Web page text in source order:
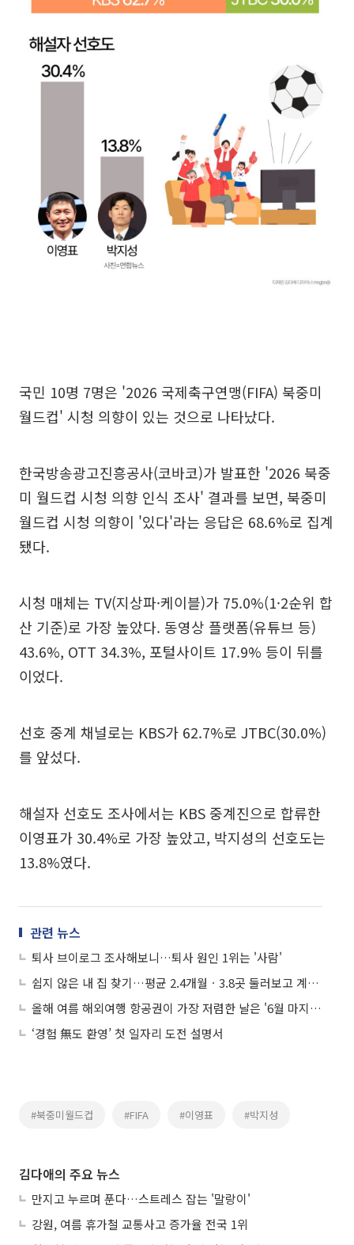
국민 10명 7명은 '2026 국제축구연맹(FIFA) 북중미
월드컵' 시청 의향이 있는 것으로 나타났다.
한국방송광고진흥공사(코바코)가 발표한 '2026 북중
미 월드컵 시청 의향 인식 조사' 결과를 보면, 북중미
월드컵 시청 의향이 '있다'라는 응답은 68.6%로 집계
됐다.
시청 매체는 TV(지상파·케이블)가 75.0%(1·2순위 합
산 기준)로 가장 높았다. 동영상 플랫폼(유튜브 등)
43.6%, OTT 34.3%, 포털사이트 17.9% 등이 뒤를
이었다.
선호 중계 채널로는 KBS가 62.7%로 JTBC(30.0%)
를 앞섰다.
해설자 선호도 조사에서는 KBS 중계진으로 합류한
이영표가 30.4%로 가장 높았고, 박지성의 선호도는
13.8%였다.
관련 뉴스
퇴사 브이로그 조사해보니…퇴사 원인 1위는 '사람'
쉽지 않은 내 집 찾기…평균 2.4개월ㆍ3.8곳 둘러보고 계약한다
올해 여름 해외여행 항공권이 가장 저렴한 날은 '6월 마지막 주'
‘경험 無도 환영’ 첫 일자리 도전 설명서
#북중미월드컵 #FIFA #이영표 #박지성
김다애의 주요 뉴스
만지고 누르며 푼다…스트레스 잡는 '말랑이'
강원, 여름 휴가철 교통사고 증가율 전국 1위